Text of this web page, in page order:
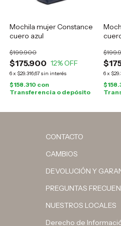
Mochila mujer Constance
cuero azul
$175.900
$199.900
12% OFF
6x $29.316,67 sin interés
$158.310 con
Transferencia o depósito
6x
CONTACTO
CAMBIOS
DEVOLUCIÓN Y
PREGUNTAS
NUESTROS LOCALES
Derecho de